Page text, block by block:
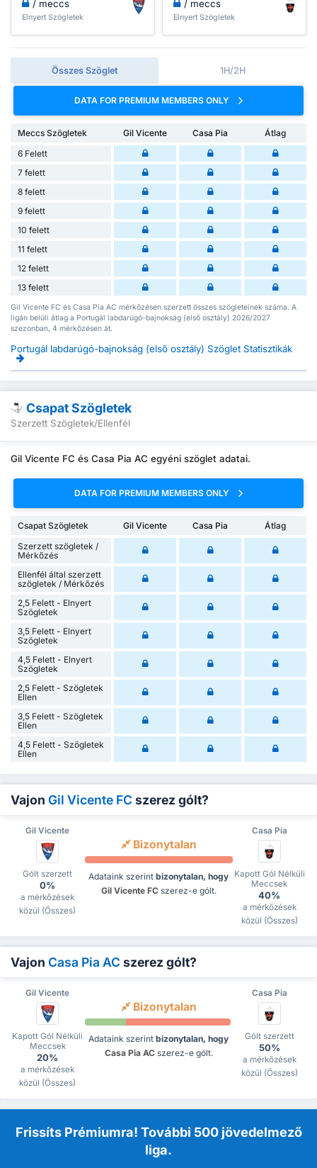
/ meccs
Elnyert Szögletek
/ meccs
Elnyert Szögletek
Összes Szöglet 1H/2H
DATA FOR PREMIUM MEMBERS ONLY
Meccs Szögletek Gil Vicente Casa Pia
Átlag
6 Felett
7 felett
8 felett
9 felett
10 felett
11 felett
12 felett
13 felett
Gil Vicente FC és Casa Pia AC mérkőzésen szerzett összes szögleteinek száma. A
ligán belüli átlag a Portugál labdarúgó-bajnokság (első osztály) 2026/2027
szezonban, 4 mérkőzésen át.
Portugál labdarúgó-bajnokság (első osztály) Szöglet Statisztikák
Csapat Szögletek
Szerzett Szögletek/Ellenfél
Gil Vicente FC és Casa Pia AC egyéni szöglet adatai.
DATA FOR PREMIUM MEMBERS ONLY
Csapat Szögletek Gil Vicente Casa Pia
Átlag
Szerzett szögletek /
Mérkőzés
Ellenfél által szerzett
szögletek / Mérkőzés
2,5 Felett - Elnyert
Szögletek
3,5 Felett - Elnyert
Szögletek
4,5 Felett - Elnyert
Szögletek
2,5 Felett - Szögletek
Ellen
3,5 Felett - Szögletek
Ellen
4,5 Felett - Szögletek
Ellen
Vajon Gil Vicente FC szerez gólt?
Gil Vicente Casa Pia
Gólt szerzett
0%
a mérkőzések
közül (Összes)
Bizonytalan
Adataink szerint bizonytalan, hogy
Gil Vicente FCszerez-e gólt.
Kapott Gól Nélküli
Meccsek
40%
a mérkőzések
közül (Összes)
Vajon Casa Pia AC szerez gólt?
Gil Vicente Casa Pia
Kapott Gól Nélküli
Meccsek
20%
a mérkőzések
közül (Összes)
Bizonytalan
Adataink szerint bizonytalan, hogy
Casa Pia ACszerez-e gólt.
Gólt szerzett
50%
a mérkőzések
közül (Összes)
Frissíts Prémiumra! További 500 jövedelmező
liga.